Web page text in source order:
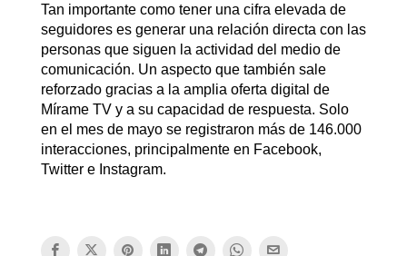
Tan importante como tener una cifra elevada de
seguidores es generar una relación directa con las
personas que siguen la actividad del medio de
comunicación. Un aspecto que también sale
reforzado gracias a la amplia oferta digital de
Mírame TV y a su capacidad de respuesta. Solo
en el mes de mayo se registraron más de 146.000
interacciones, principalmente en Facebook,
Twitter e Instagram.